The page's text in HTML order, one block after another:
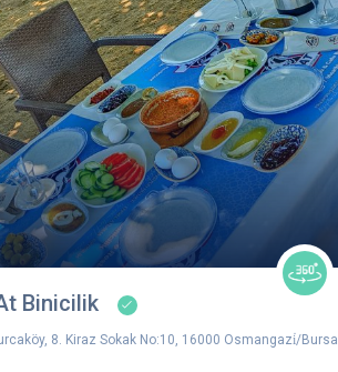
Binicilik
8. Kiraz Sokak No:10, 16000 Osmangazi̇/Bursa